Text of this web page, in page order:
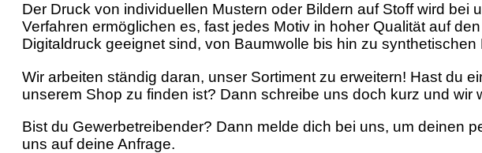
Der Druck von individuellen Mustern oder Bildern auf Stoff wird
Verfahren ermöglichen es, fast jedes Motiv in hoher Qualität auf
Digitaldruck geeignet sind, von Baumwolle bis hin zu
Wir arbeiten ständig daran, unser Sortiment zu erweitern! Hast du
unserem Shop zu finden ist? Dann schreibe uns doch kurz und wir
Bist du Gewerbetreibender? Dann melde dich bei uns, um deinen
uns auf deine Anfrage.